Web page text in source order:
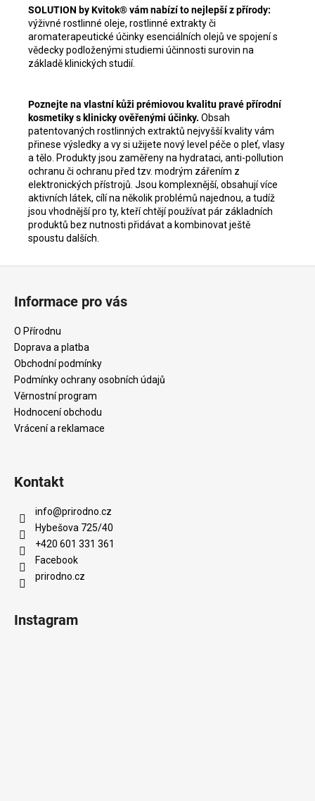
SOLUTION by Kvitok® vám nabízí to nejlepší z přírody:
výživné rostlinné oleje, rostlinné extrakty či
aromaterapeutické účinky esenciálních olejů ve spojení s
vědecky podloženými studiemi účinnosti surovin na
základě klinických studií.
Poznejte na vlastní kůži prémiovou kvalitu pravé přírodní
kosmetiky s klinicky ověřenými účinky. Obsah
patentovaných rostlinných extraktů nejvyšší kvality vám
přinese výsledky a vy si užijete nový level péče o pleť, vlasy
a tělo. Produkty jsou zaměřeny na hydrataci, anti-pollution
ochranu či ochranu před tzv. modrým zářením z
elektronických přístrojů. Jsou komplexnější, obsahují více
aktivních látek, cílí na několik problémů najednou, a tudíž
jsou vhodnější pro ty, kteří chtějí používat pár základních
produktů bez nutnosti přidávat a kombinovat ještě
spoustu dalších.
Informace pro vás
O Přírodnu
Doprava a platba
Obchodní podmínky
Podmínky ochrany osobních údajů
Věrnostní program
Hodnocení obchodu
Vrácení a reklamace
Kontakt
info@prirodno.cz
Hybešova 725/40
+420 601 331 361
Facebook
prirodno.cz
Instagram